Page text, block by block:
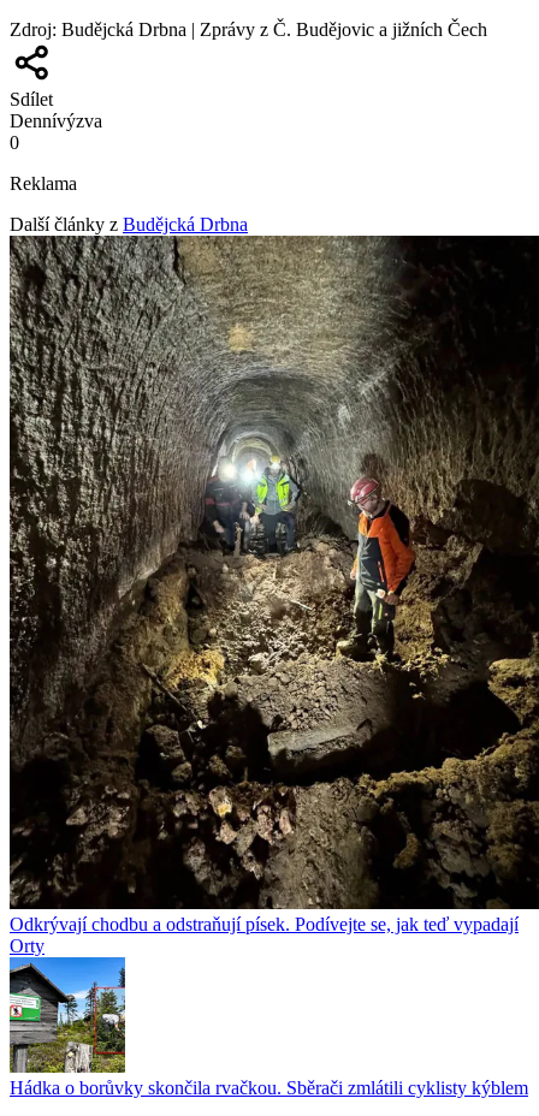
Zdroj: Budějcká Drbna | Zprávy z Č. Budějovic a jižních Čech
Sdílet
Dennívýzva
0
Reklama
Další články z Budějcká Drbna
Odkrývají chodbu a odstraňují písek. Podívejte se, jak teď vypadají
Orty
Hádka o borůvky skončila rvačkou. Sběrači zmlátili cyklisty kýblem